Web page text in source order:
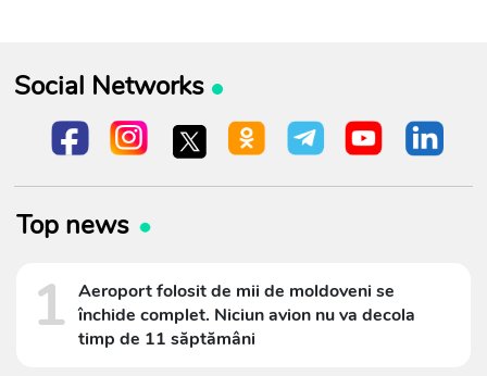
Social Networks
Top news
1 Aeroport folosit de mii de moldoveni se
închide complet. Niciun avion nu va decola
timp de 11 săptămâni